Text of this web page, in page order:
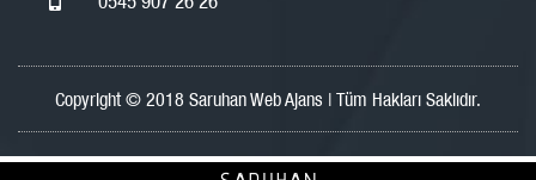
Copyright © 2018 Saruhan Web Ajans | Tüm Hakları Saklıdır.